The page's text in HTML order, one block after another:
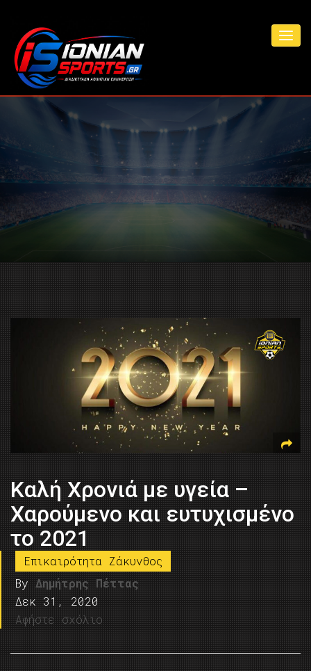
Καλή Χρονιά με υγεία –
Χαρούμενο και ευτυχισμένο
το 2021
Επικαιρότητα Ζάκυνθος
By Δημήτρης Πέττας
Δεκ 31, 2020
Αφήστε σχόλιο